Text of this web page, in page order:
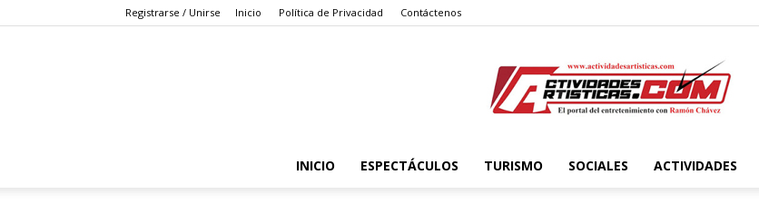
Registrarse / Unirse Inicio Política de Privacidad Contáctenos
Actividadesartisticas.com
INICIO ESPECTÁCULOS TURISMO SOCIALES ACTIVIDADES